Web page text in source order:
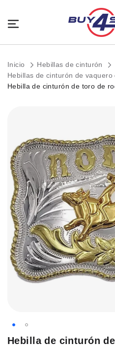
Inicio
Hebillas de cinturón
Hebillas de cinturón de vaquero
Hebilla de cinturón de toro de
la
galería
de
imágenes.
Saltar
Hebilla de cinturón